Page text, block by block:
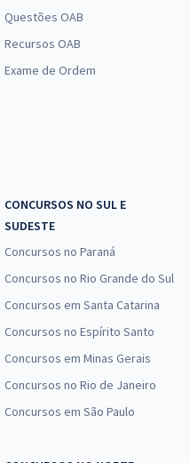
Questões OAB
Recursos OAB
Exame de Ordem
CONCURSOS NO SUL E
SUDESTE
Concursos no Paraná
Concursos no Rio Grande do Sul
Concursos em Santa Catarina
Concursos no Espírito Santo
Concursos em Minas Gerais
Concursos no Rio de Janeiro
Concursos em São Paulo